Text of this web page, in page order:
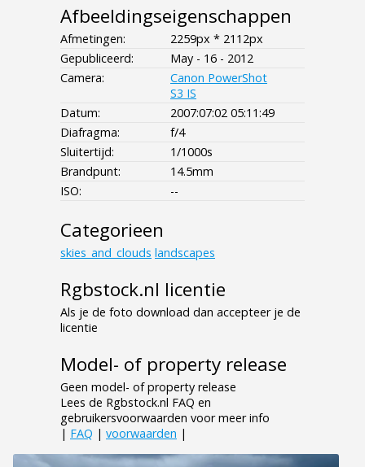
Afbeeldingseigenschappen
Afmetingen:
2259px * 2112px
Gepubliceerd:
May - 16 - 2012
Camera:
Canon PowerShot
S3 IS
Datum:
2007:07:02 05:11:49
Diafragma:
f/4
Sluitertijd:
1/1000s
Brandpunt:
14.5mm
ISO:
--
Categorieen
skies_and_clouds landscapes
Rgbstock.nl licentie
Als je de foto download dan accepteer je de
licentie
Model- of property release
Geen model- of property release
Lees de Rgbstock.nl FAQ en
gebruikersvoorwaarden voor meer info
| FAQ | voorwaarden |